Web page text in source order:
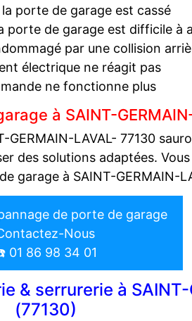
porte de garage est cassé
porte de garage est difficile à
par une collision
électrique ne réagit pas
ne fonctionne plus
à SAINT-
LAVAL- 77130
des solutions adaptées.
garage à SAINT-GERMAIN-
de porte de garage
Nous
01 86 98 34 01
& serrurerie à
(77130)